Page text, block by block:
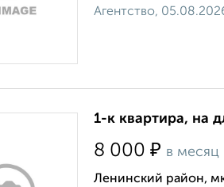
Агентство,
1-к квартира, на
8 000 ₽ в месяц
Ленинский район,